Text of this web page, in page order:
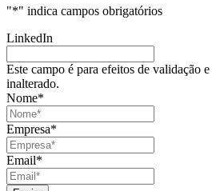
"*" indica campos obrigatórios
LinkedIn
Este campo é para efeitos de validação
inalterado.
Nome*
Empresa*
Email*